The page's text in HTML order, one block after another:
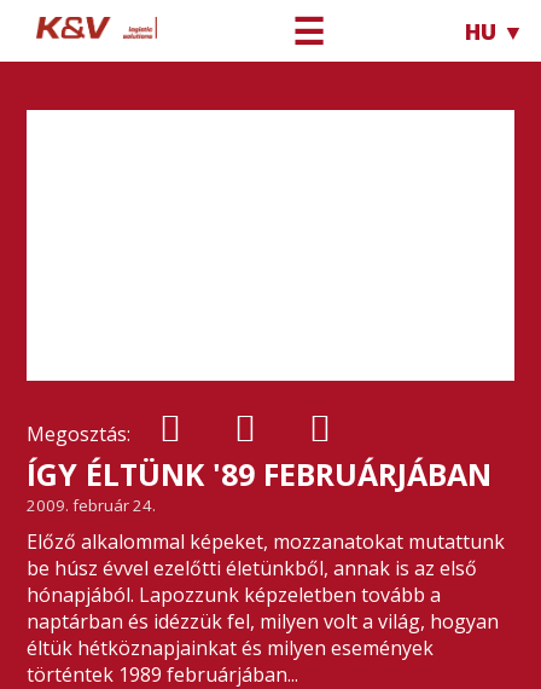
☰ HU ▼
Megosztás:
ÍGY ÉLTÜNK '89 FEBRUÁRJÁBAN
2009. február 24.
Előző alkalommal képeket, mozzanatokat mutattunk
be húsz évvel ezelőtti életünkből, annak is az első
hónapjából. Lapozzunk képzeletben tovább a
naptárban és idézzük fel, milyen volt a világ, hogyan
éltük hétköznapjainkat és milyen események
történtek 1989 februárjában...